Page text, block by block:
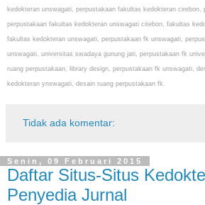
kedokteran unswagati, perpustakaan fakultas kedokteran cirebon,
perpustakaan fakultas kedokteran unswagati citebon, fakultas
fakultas kedokteran unswagati, perpustakaan fk unswagati,
unswagati, universitas swadaya gunung jati, perpustakaan fk
ruang perpustakaan, library design, perpustakaan fk unswagati,
kedokteran ynswagati, desain ruang perpustakaan fk.
Tidak ada komentar:
Senin, 09 Februari 2015
Daftar Situs-Situs
Penyedia Jurnal